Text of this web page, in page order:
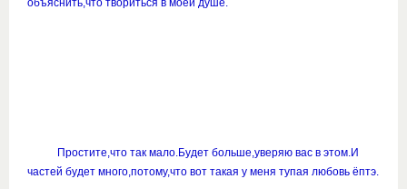
объяснить,что твориться в моей душе.
Простите,что так мало.Будет больше,уверяю вас в этом.И
частей будет много,потому,что вот такая у меня тупая любовь ёптэ.